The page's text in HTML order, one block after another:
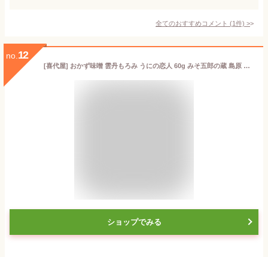
全てのおすすめコメント (1件) >
no. 12
[喜代屋] おかず味噌 雲丹もろみ うにの恋人 60g みそ五郎の蔵 島原 長崎県 ウニ 島原納豆みそ おかず味噌 雲丹もろみ もろみ味噌 瓶入り 白ごはん おつまみ ディップ トッピング 老舗店
ショップでみる